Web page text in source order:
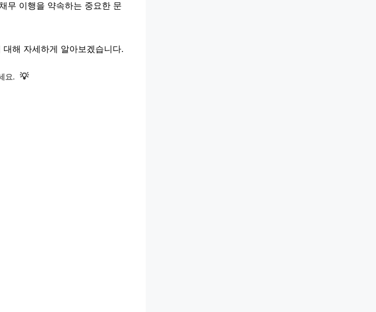
무 이행을 약속하는 중요한 문
해 자세하게 알아보겠습니다.
요. 💡